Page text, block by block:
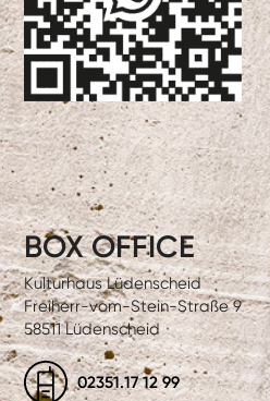
BOX OFFICE
Kulturhaus Lüdenscheid
Freiherr-vom-Stein-Straße 9
58511 Lüdenscheid
02351.17 12 99